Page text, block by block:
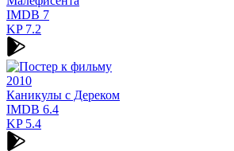
IMDB 7
KP7.2
2010
Каникулы с Дереком
IMDB 6.4
KP5.4